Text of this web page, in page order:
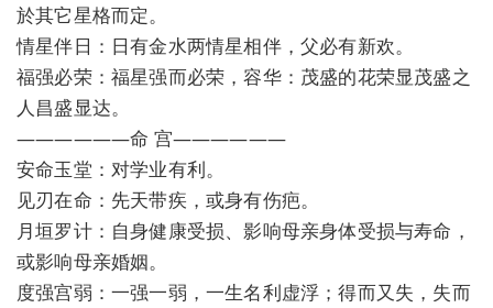
於其它星格而定。
情星伴日：日有金水两情星相伴，父必有新欢。
福强必荣：福星强而必荣，容华：茂盛的花荣显茂盛之
人昌盛显达。
——————命 宫——————
安命玉堂：对学业有利。
见刃在命：先天带疾，或身有伤疤。
月垣罗计：自身健康受损、影响母亲身体受损与寿命，
或影响母亲婚姻。
度强宫弱：一强一弱，一生名利虚浮；得而又失，失而